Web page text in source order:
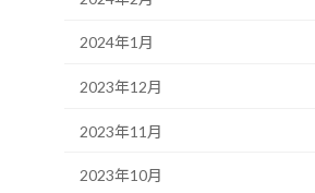
2024年1月
2023年12月
2023年11月
2023年10月